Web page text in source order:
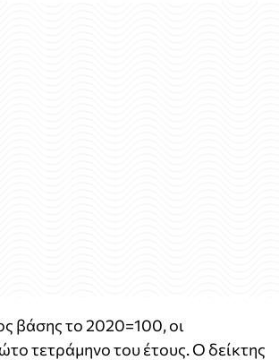
βάσης το 2020=100, οι
τετράμηνο του έτους. Ο δείκτης